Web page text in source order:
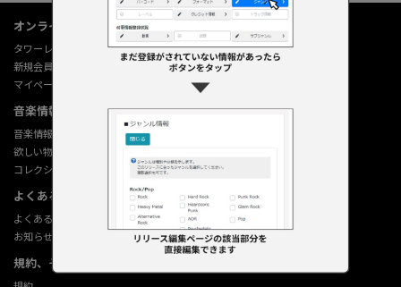
オンラインショップ情報
タワーレコード オンライン
新規会員登録
マイページ
音楽情報データベース
音楽情報データベース
欲しい物リストの使い方
コレクション機能の使い方
よくあるご質問 (Q&A)
よくあるご質問 (Q&A)
お知らせ
規約、その他